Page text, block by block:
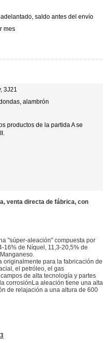
saldo antes del envío
mes
3J21
alambrón
productos de la partida A se
venta directa de fábrica, con
"súper-aleación" compuesta por
16% de Níquel, 11,3-20,5% de
originalmente para la fabricación de
el petróleo, el gas
de alta tecnología y partes
corrosiónLa aleación tiene una alta
de relajación a una altura de 600